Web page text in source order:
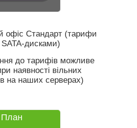
офіс Стандарт (тарифи
SATA-дисками)
до тарифів можливе
наявності вільних
на наших серверах)
План